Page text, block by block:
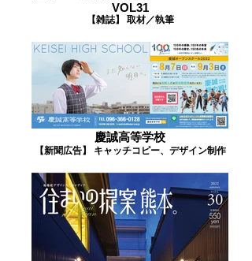
VOL31
【雑誌】 取材／執筆
慶誠高等学校
【新聞広告】 キャッチコピー、デザイン制作